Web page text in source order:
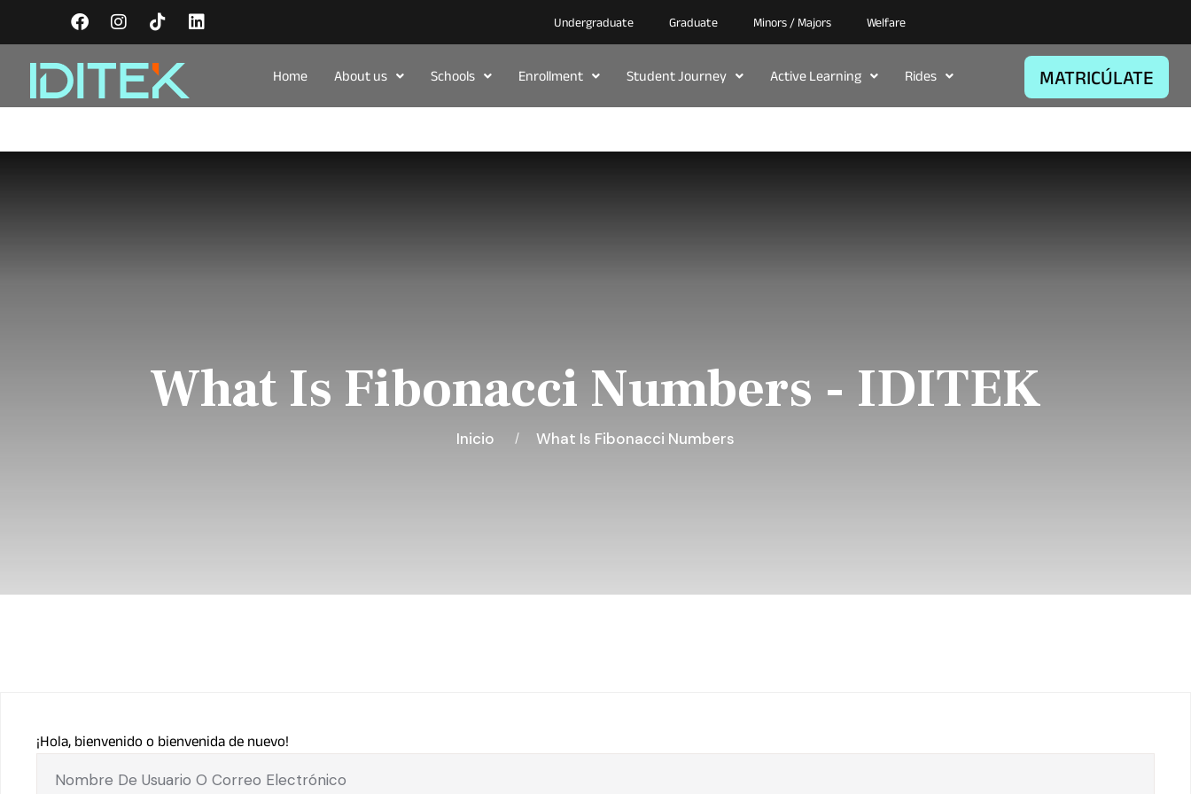
Undergraduate Graduate Minors / Majors Welfare
Home About us Schools Enrollment Student Journey Active Learning Rides MATRICÚLATE
What Is Fibonacci Numbers - IDITEK
Inicio What Is Fibonacci Numbers
¡Hola, bienvenido o bienvenida de nuevo!